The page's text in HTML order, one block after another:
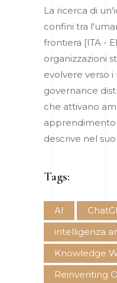
La ricerca di
confini tra
frontiera [ITA -
organizzazioni
evolvere verso
governance
che attivano
apprendimento
descrive nel
Tags:
AI
intelligenza
Knowledge
Reinventing